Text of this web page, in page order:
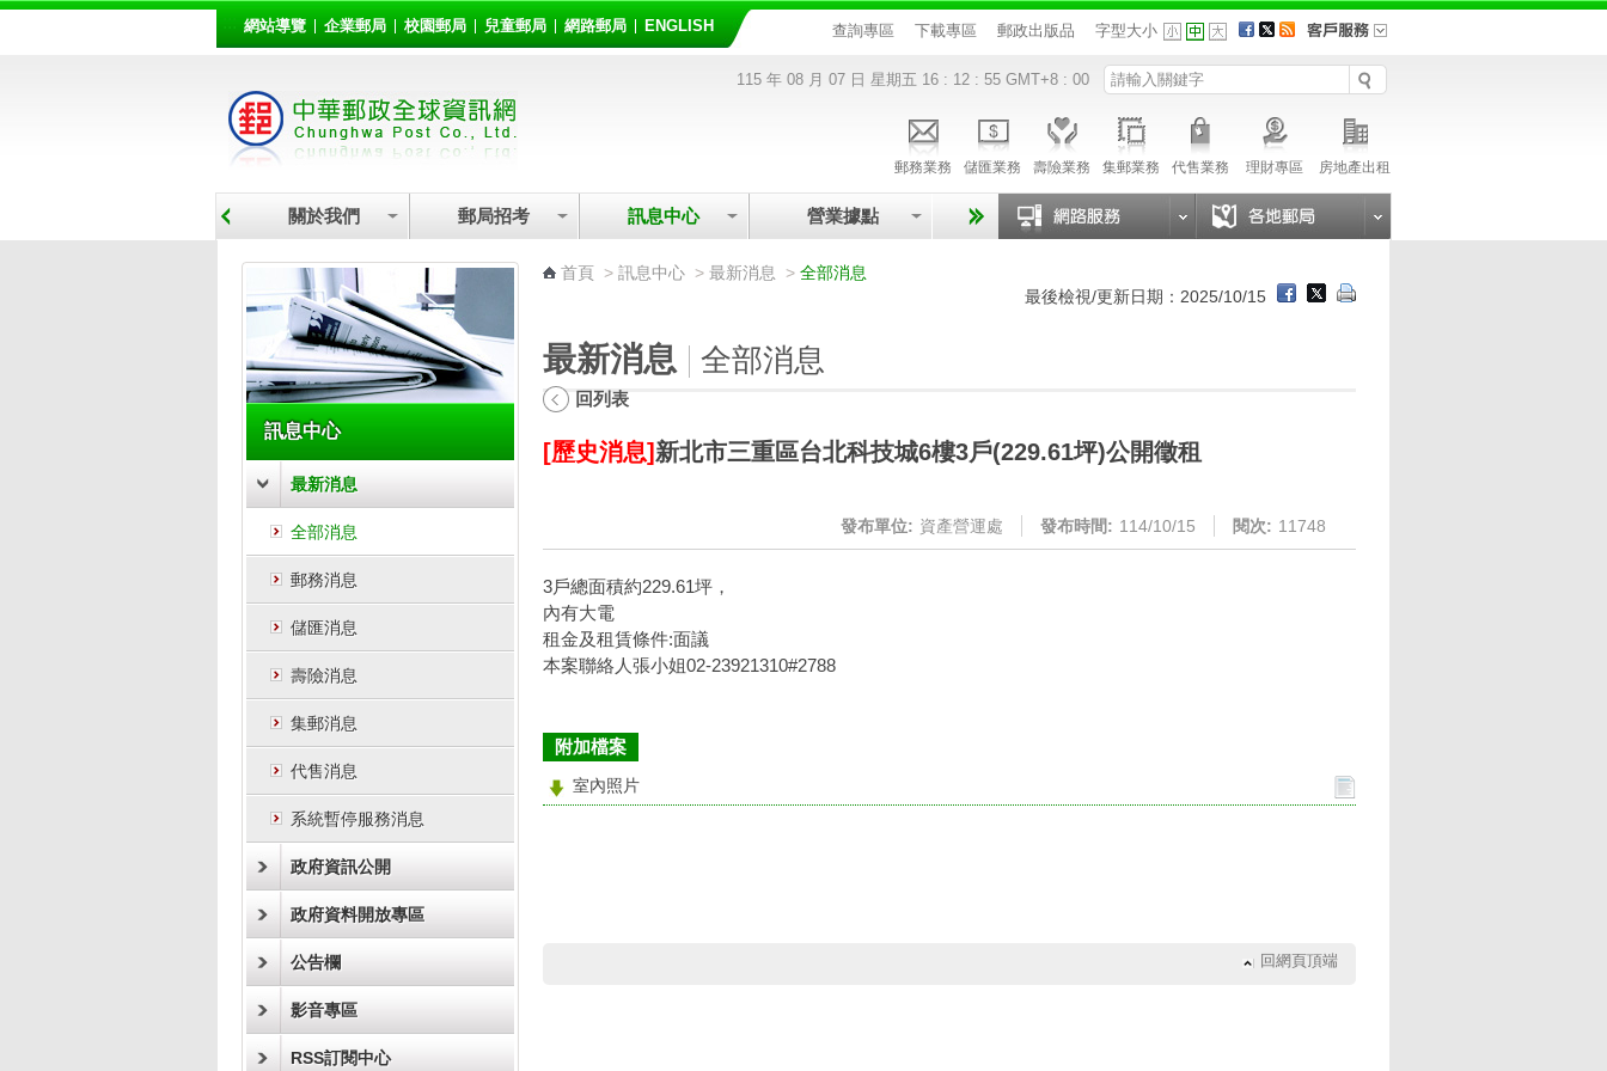
網站導覽 企業郵局 校園郵局 兒童郵局 網路郵局 ENGLISH 查詢專區 下載專區 郵政出版品 字型大小
115 年 08 月 07 日 星期五 16 : 12 : 56 GMT+8 : 00
郵務業務 儲匯業務 壽險業務 集郵業務 代售業務 理財專區 房地產出租
關於我們 郵局招考 訊息中心
營業據點
訊息中心
最新消息
全部消息
郵務消息
儲匯消息
壽險消息
集郵消息
代售消息
系統暫停服務消息
政府資訊公開
政府資料開放專區
公告欄
影音專區
RSS訂閱中心
首頁 > 訊息中心 > 最新消息 > 全部消息
最後檢視/更新日期：2025/10/15
最新消息 全部消息
回列表
[歷史消息] 新北市三重區台北科技城6樓3戶(229.61坪)公開徵租
發布單位: 資產營運處 發布時間: 114/10/15 閱次: 11748
3戶總面積約229.61坪，
內有大電
租金及租賃條件:面議
本案聯絡人張小姐02-23921310#2788
附加檔案
室內照片
回網頁頂端